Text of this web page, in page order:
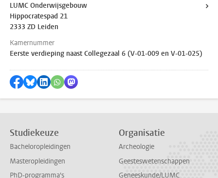
LUMC Onderwijsgebouw
Hippocratespad 21
2333 ZD Leiden
Kamernummer
Eerste verdieping naast Collegezaal 6 (V-01-009 en V-01-025)
Delen op Facebook
Delen via Bluesky
Delen op LinkedIn
Delen via WhatsApp
Delen via Mastodon
Studiekeuze
Bacheloropleidingen
Masteropleidingen
PhD-programma's
Organisatie
Archeologie
Geesteswetenschappen
Geneeskunde/LUMC